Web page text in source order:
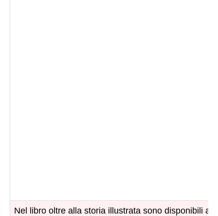
Nel libro oltre alla storia illustrata sono disponibili